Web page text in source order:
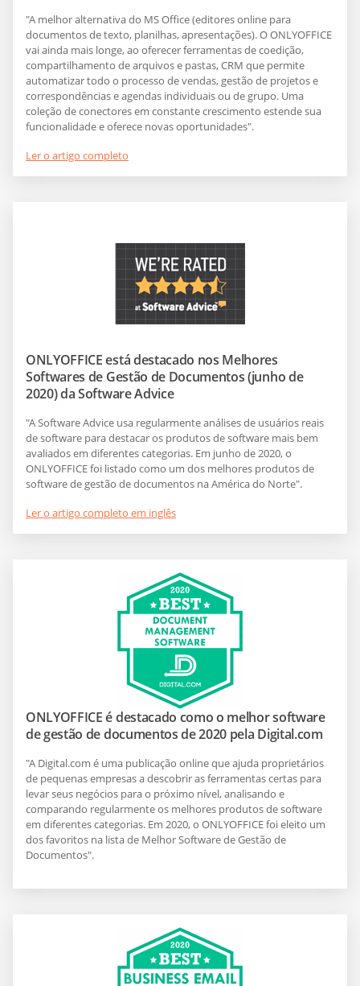
"A melhor alternativa do MS Office (editores online para
documentos de texto, planilhas, apresentações). O ONLYOFFICE
vai ainda mais longe, ao oferecer ferramentas de coedição,
compartilhamento de arquivos e pastas, CRM que permite
automatizar todo o processo de vendas, gestão de projetos e
correspondências e agendas individuais ou de grupo. Uma
coleção de conectores em constante crescimento estende sua
funcionalidade e oferece novas oportunidades".
Ler o artigo completo
ONLYOFFICE está destacado nos Melhores
Softwares de Gestão de Documentos (junho de
2020) da Software Advice
"A Software Advice usa regularmente análises de usuários reais
de software para destacar os produtos de software mais bem
avaliados em diferentes categorias. Em junho de 2020, o
ONLYOFFICE foi listado como um dos melhores produtos de
software de gestão de documentos na América do Norte".
Ler o artigo completo em inglês
ONLYOFFICE é destacado como o melhor software
de gestão de documentos de 2020 pela Digital.com
"A Digital.com é uma publicação online que ajuda proprietários
de pequenas empresas a descobrir as ferramentas certas para
levar seus negócios para o próximo nível, analisando e
comparando regularmente os melhores produtos de software
em diferentes categorias. Em 2020, o ONLYOFFICE foi eleito um
dos favoritos na lista de Melhor Software de Gestão de
Documentos".